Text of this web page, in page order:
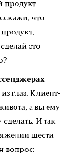
продукт —
что
это
глаз. Клиент-
а вы ему
И так
шести
вопрос: